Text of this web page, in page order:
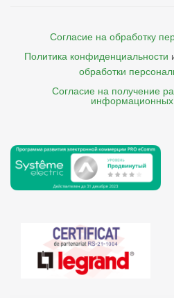
Согласие на обработку
Политика конфиденциальности
обработки
Согласие на получение